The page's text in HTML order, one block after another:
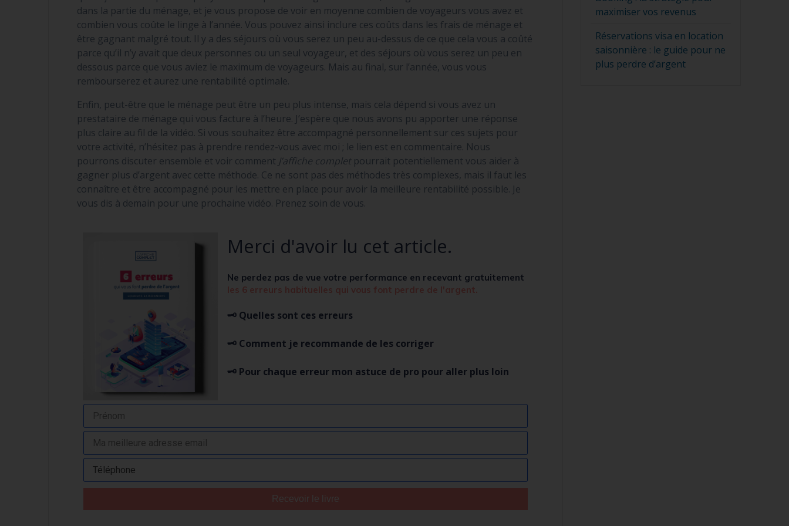
dans la partie du ménage, et je vous propose de voir en moyenne combien de voyageurs vous avez et
combien vous coûte le linge à l’année. Vous pouvez ainsi inclure ces coûts dans les frais de ménage et
être gagnant malgré tout. Il y a des séjours où vous serez un peu au-dessus de ce que cela vous a coûté
parce qu’il n’y avait que deux personnes ou un seul voyageur, et des séjours où vous serez un peu en
dessous parce que vous aviez le maximum de voyageurs. Mais au final, sur l’année, vous vous
rembourserez et aurez une rentabilité optimale.
Enfin, peut-être que le ménage peut être un peu plus intense, mais cela dépend si vous avez un
prestataire de ménage qui vous facture à l’heure. J’espère que nous avons pu apporter une réponse
plus claire au fil de la vidéo. Si vous souhaitez être accompagné personnellement sur ces sujets pour
votre activité, n’hésitez pas à prendre rendez-vous avec moi ; le lien est en commentaire. Nous
pourrons discuter ensemble et voir comment J’affiche complet pourrait potentiellement vous aider à
gagner plus d’argent avec cette méthode. Ce ne sont pas des méthodes très complexes, mais il faut les
connaître et être accompagné pour les mettre en place pour avoir la meilleure rentabilité possible. Je
vous dis à demain pour une prochaine vidéo. Prenez soin de vous.
Merci d'avoir lu cet article.
Ne perdez pas de vue votre performance en recevant gratuitement
les 6 erreurs habituelles qui vous font perdre de l'argent.
🗝️ Quelles sont ces erreurs
🗝️ Comment je recommande de les corriger
🗝️ Pour chaque erreur mon astuce de pro pour aller plus loin
Recevoir le livre
maximiser vos revenus
Réservations visa en location
saisonnière : le guide pour ne
plus perdre d’argent